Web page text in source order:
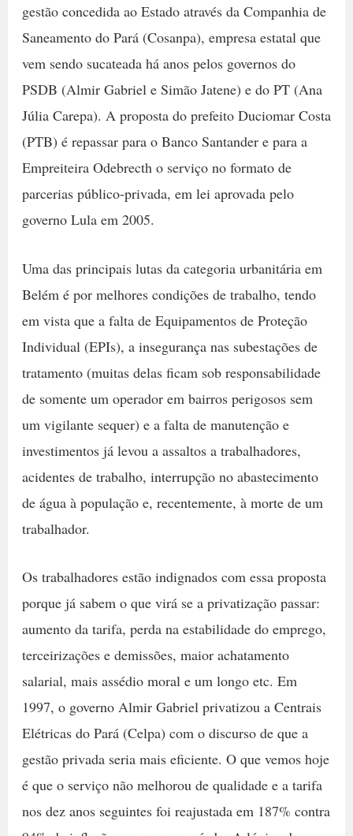
gestão concedida ao Estado através da Companhia de
Saneamento do Pará (Cosanpa), empresa estatal que
vem sendo sucateada há anos pelos governos do
PSDB (Almir Gabriel e Simão Jatene) e do PT (Ana
Júlia Carepa). A proposta do prefeito Duciomar Costa
(PTB) é repassar para o Banco Santander e para a
Empreiteira Odebrecth o serviço no formato de
parcerias público-privada, em lei aprovada pelo
governo Lula em 2005.
Uma das principais lutas da categoria urbanitária em
Belém é por melhores condições de trabalho, tendo
em vista que a falta de Equipamentos de Proteção
Individual (EPIs), a insegurança nas subestações de
tratamento (muitas delas ficam sob responsabilidade
de somente um operador em bairros perigosos sem
um vigilante sequer) e a falta de manutenção e
investimentos já levou a assaltos a trabalhadores,
acidentes de trabalho, interrupção no abastecimento
de água à população e, recentemente, à morte de um
trabalhador.
Os trabalhadores estão indignados com essa proposta
porque já sabem o que virá se a privatização passar:
aumento da tarifa, perda na estabilidade do emprego,
terceirizações e demissões, maior achatamento
salarial, mais assédio moral e um longo etc. Em
1997, o governo Almir Gabriel privatizou a Centrais
Elétricas do Pará (Celpa) com o discurso de que a
gestão privada seria mais eficiente. O que vemos hoje
é que o serviço não melhorou de qualidade e a tarifa
nos dez anos seguintes foi reajustada em 187% contra